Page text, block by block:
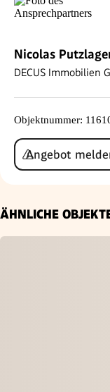
Nicolas
DECUS Immobilien
Objektnummer:
Angebot
ÄHNLICHE